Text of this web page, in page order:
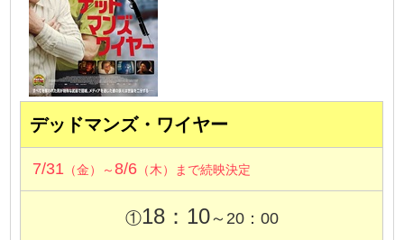
デッドマンズ・ワイヤー
7/31 （金）～8/6 （木）まで続映決定
①18：10～20：00